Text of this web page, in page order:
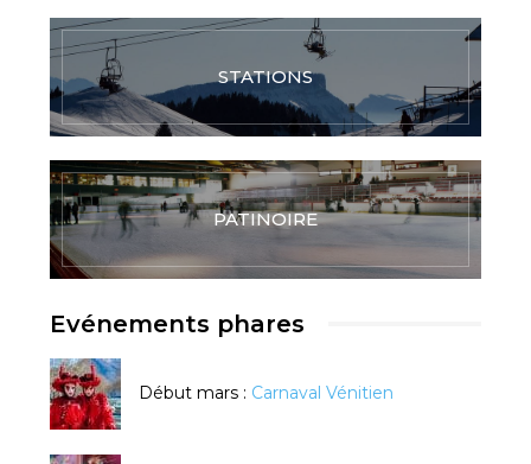
STATIONS
PATINOIRE
Evénements phares
Début mars : Carnaval Vénitien